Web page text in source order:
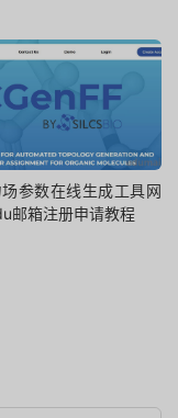
参数在线生成工具网
邮箱注册申请教程